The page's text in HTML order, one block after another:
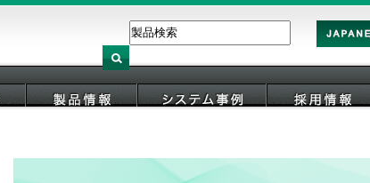
Japan